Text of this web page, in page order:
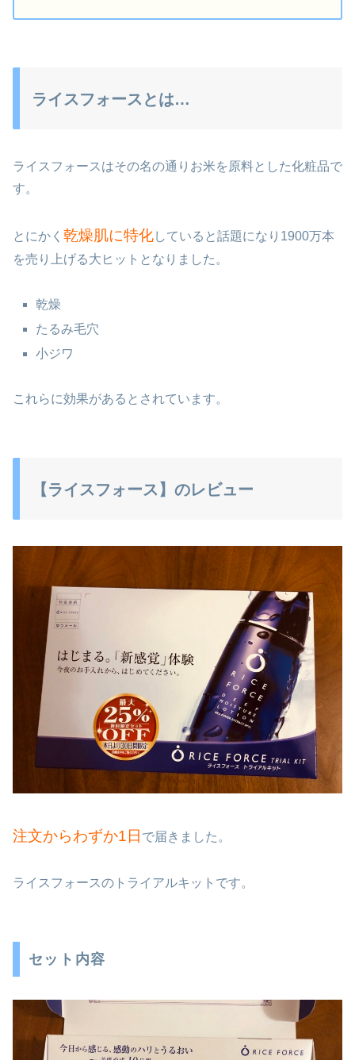
ライスフォースとは…
ライスフォースはその名の通りお米を原料とした化粧品で
す。
とにかく 乾燥肌に特化していると話題になり1900万本
を売り上げる大ヒットとなりました。
乾燥
たるみ毛穴
小ジワ
これらに効果があるとされています。
【ライスフォース】のレビュー
注文からわずか1日 で届きました。
ライスフォースのトライアルキットです。
セット内容